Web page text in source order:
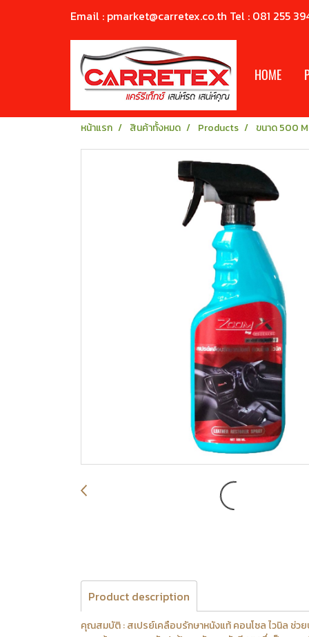
Email : pmarket@carretex.co.th Tel : 081 255
HOME
หน้าแรก สินค้าทั้งหมด Products ขนาด 500
Product description
คุณสมบัติ : สเปรย์เคลือบรักษาหนังแท้ คอนโซล ไวนิล ช่วย